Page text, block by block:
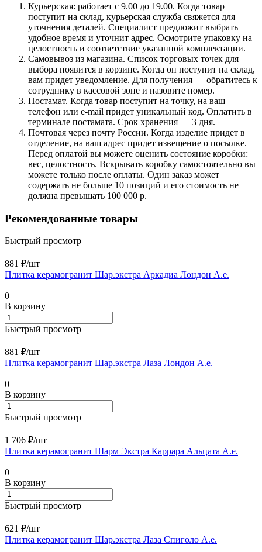
Курьерская: работает с 9.00 до 19.00. Когда товар
поступит на склад, курьерская служба свяжется для
уточнения деталей. Специалист предложит выбрать
удобное время и уточнит адрес. Осмотрите упаковку на
целостность и соответствие указанной комплектации.
Самовывоз из магазина. Список торговых точек для
выбора появится в корзине. Когда он поступит на склад,
вам придет уведомление. Для получения — обратитесь к
сотруднику в кассовой зоне и назовите номер.
Постамат. Когда товар поступит на точку, на ваш
телефон или e-mail придет уникальный код. Оплатить в
терминале постамата. Срок хранения — 3 дня.
Почтовая через почту России. Когда изделие придет в
отделение, на ваш адрес придет извещение о посылке.
Перед оплатой вы можете оценить состояние коробки:
вес, целостность. Вскрывать коробку самостоятельно вы
можете только после оплаты. Один заказ может
содержать не больше 10 позиций и его стоимость не
должна превышать 100 000 р.
Рекомендованные товары
Быстрый просмотр
881 ₽/шт
Плитка керамогранит Шар.экстра Аркадиа Лондон А.е.
0
В корзину
Быстрый просмотр
881 ₽/шт
Плитка керамогранит Шар.экстра Лаза Лондон А.е.
0
В корзину
Быстрый просмотр
1 706 ₽/шт
Плитка керамогранит Шарм Экстра Каррара Альцата А.е.
0
В корзину
Быстрый просмотр
621 ₽/шт
Плитка керамогранит Шар.экстра Лаза Спиголо А.е.